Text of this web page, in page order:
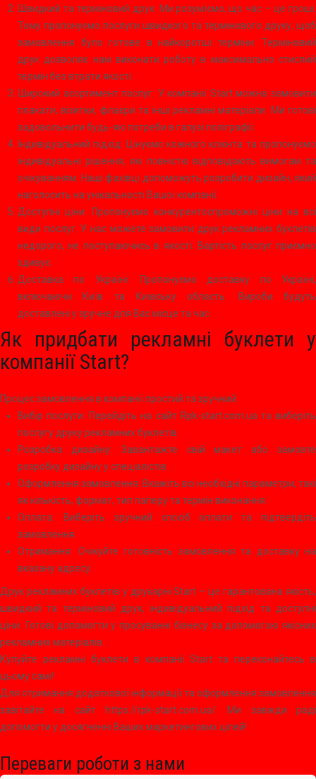
Швидкий та терміновий друк: Ми розуміємо, що час – це гроші.
Тому пропонуємо послуги швидкого та термінового друку, щоб
замовлення було готове в найкоротші терміни. Терміновий
друк дозволяє нам виконати роботу в максимально стислий
термін без втрати якості.
Широкий асортимент послуг: У компанії Start можна замовити
плакати, візитки, флаєри та інші рекламні матеріали. Ми готові
задовольнити будь-які потреби в галузі поліграфії.
Індивідуальний підхід: Цінуємо кожного клієнта та пропонуємо
індивідуальні рішення, які повністю відповідають вимогам та
очікуванням. Наші фахівці допоможуть розробити дизайн, який
наголосить на унікальності Вашої компанії.
Доступні ціни: Пропонуємо конкурентоспроможні ціни на всі
види послуг. У нас можете замовити друк рекламних буклетів
недорого, не поступаючись в якості. Вартість послуг приємно
здивує.
Доставка по Україні: Пропонуємо доставку по Україні,
включаючи Київ та Київську область. Вироби будуть
доставлені у зручне для Вас місце та час.
Як придбати рекламні буклети у
компанії Start?
Процес замовлення в компанії простий та зручний:
Вибір послуги: Перейдіть на сайт Rpk-start.com.ua та виберіть
послугу друку рекламних буклетів.
Розробка дизайну: Завантажте свій макет або замовте
розробку дизайну у спеціалістів.
Оформлення замовлення: Вкажіть всі необхідні параметри, такі
як кількість, формат, тип паперу та термін виконання.
Оплата: Виберіть зручний спосіб оплати та підтвердіть
замовлення.
Отримання: Очікуйте готовність замовлення та доставку на
вказану адресу.
Друк рекламних буклетів у друкарні Start – це гарантована якість,
швидкий та терміновий друк, індивідуальний підхід та доступні
ціни. Готові допомогти у просуванні бізнесу за допомогою якісних
рекламних матеріалів.
Купуйте рекламні буклети в компанії Start та переконайтесь в
цьому самі!
Для отримання додаткової інформації та оформлення замовлення
завітайте на сайт https://rpk-start.com.ua/. Ми завжди раді
допомогти у досягненні Ваших маркетингових цілей!
Переваги роботи з нами